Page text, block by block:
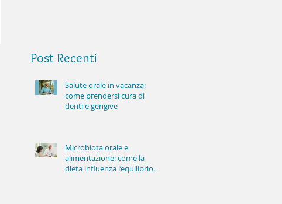
Post Recenti
Salute orale in vacanza:
come prendersi cura di
denti e gengive
Microbiota orale e
alimentazione: come la
dieta influenza l’equilibrio